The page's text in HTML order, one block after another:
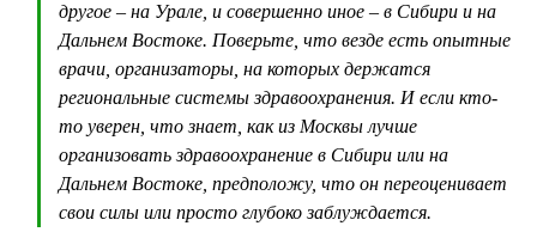
другое – на Урале, и совершенно иное – в Сибири и на
Дальнем Востоке. Поверьте, что везде есть опытные
врачи, организаторы, на которых держатся
региональные системы здравоохранения. И если кто-
то уверен, что знает, как из Москвы лучше
организовать здравоохранение в Сибири или на
Дальнем Востоке, предположу, что он переоценивает
свои силы или просто глубоко заблуждается.